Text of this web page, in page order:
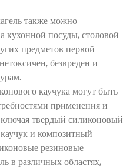
также можно
кухонной посуды, столовой
предметов первой
безвреден и
каучука могут быть
применения и
твердый силиконовый
и композитный
резиновые
в различных областях,